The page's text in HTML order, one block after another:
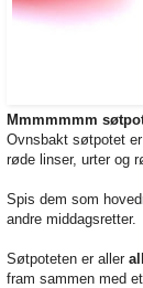
Mmmmmmm
Ovnsbakt søtpotet
røde linser, urter og
Spis dem som
andre middagsretter.
Søtpoteten er aller
fram sammen med